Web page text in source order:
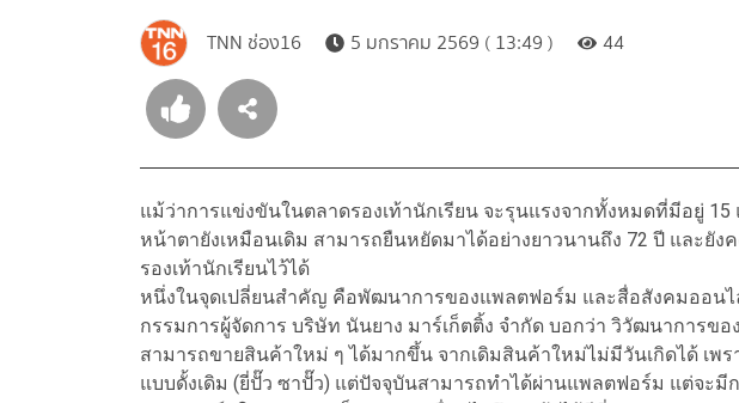
TNN ช่อง16 5 มกราคม 2569 ( 13:49 ) 44
แม้ว่าการแข่งขันในตลาดรองเท้านักเรียน จะรุนแรงจากทั้งหมดที่มีอยู่
หน้าตายังเหมือนเดิม สามารถยืนหยัดมาได้อย่างยาวนานถึง 72 ปี และยัง
รองเท้านักเรียนไว้ได้
หนึ่งในจุดเปลี่ยนสำคัญ คือพัฒนาการของแพลตฟอร์ม และสื่อสังคมออนไ
กรรมการผู้จัดการ บริษัท นันยาง มาร์เก็ตติ้ง จำกัด บอกว่า วิวัฒนาการข
สามารถขายสินค้าใหม่ ๆ ได้มากขึ้น จากเดิมสินค้าใหม่ไม่มีวันเกิดได้ เพ
แบบดั้งเดิม (ยี่ปั๊ว ซาปั๊ว) แต่ปัจจุบันสามารถทำได้ผ่านแพลตฟอร์ม แต่จะมี